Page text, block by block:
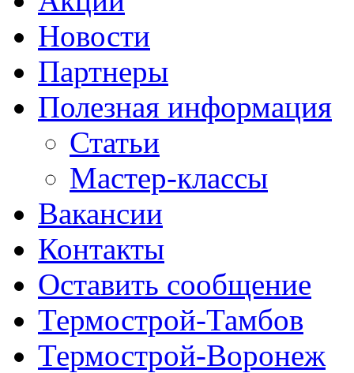
Новости
Партнеры
Полезная информация
Статьи
Мастер-классы
Вакансии
Контакты
Оставить сообщение
Термострой-Тамбов
Термострой-Воронеж